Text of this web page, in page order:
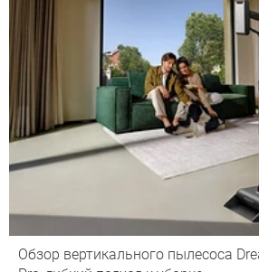
Обзор вертикального пылесоса